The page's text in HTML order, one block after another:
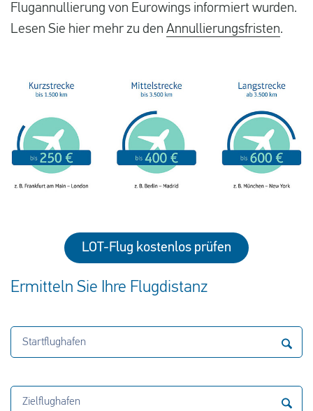
Flugannullierung von Eurowings informiert wurden.
Lesen Sie hier mehr zu den Annullierungsfristen.
LOT-Flug kostenlos prüfen
Ermitteln Sie Ihre Flugdistanz
Startflughafen
Zielflughafen